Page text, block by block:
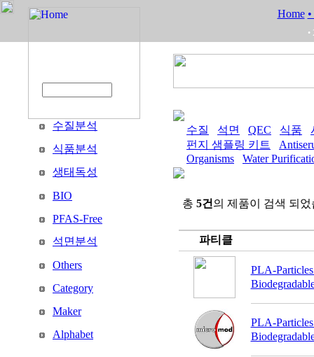
Home
•
수질분석
식품분석
생태독성
BIO
PFAS-Free
석면분석
Others
Category
Maker
Alphabet
수질 석면 QEC 식품
펀지 샘플링 키트
Organisms
Water
총 5건 의 제품이 검색 되었
파티클
PLA-
PLA-